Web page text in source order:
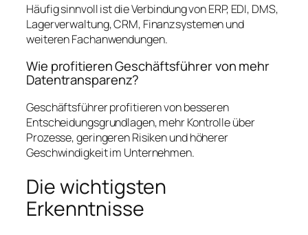
Häufig sinnvoll ist die Verbindung von ERP, EDI, DMS,
Lagerverwaltung, CRM, Finanzsystemen und
weiteren Fachanwendungen.
Wie profitieren Geschäftsführer von mehr
Datentransparenz?
Geschäftsführer profitieren von besseren
Entscheidungsgrundlagen, mehr Kontrolle über
Prozesse, geringeren Risiken und höherer
Geschwindigkeit im Unternehmen.
Die wichtigsten
Erkenntnisse